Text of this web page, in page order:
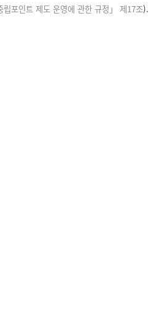
립포인트 제도 운영에 관한 규정」 제17조).